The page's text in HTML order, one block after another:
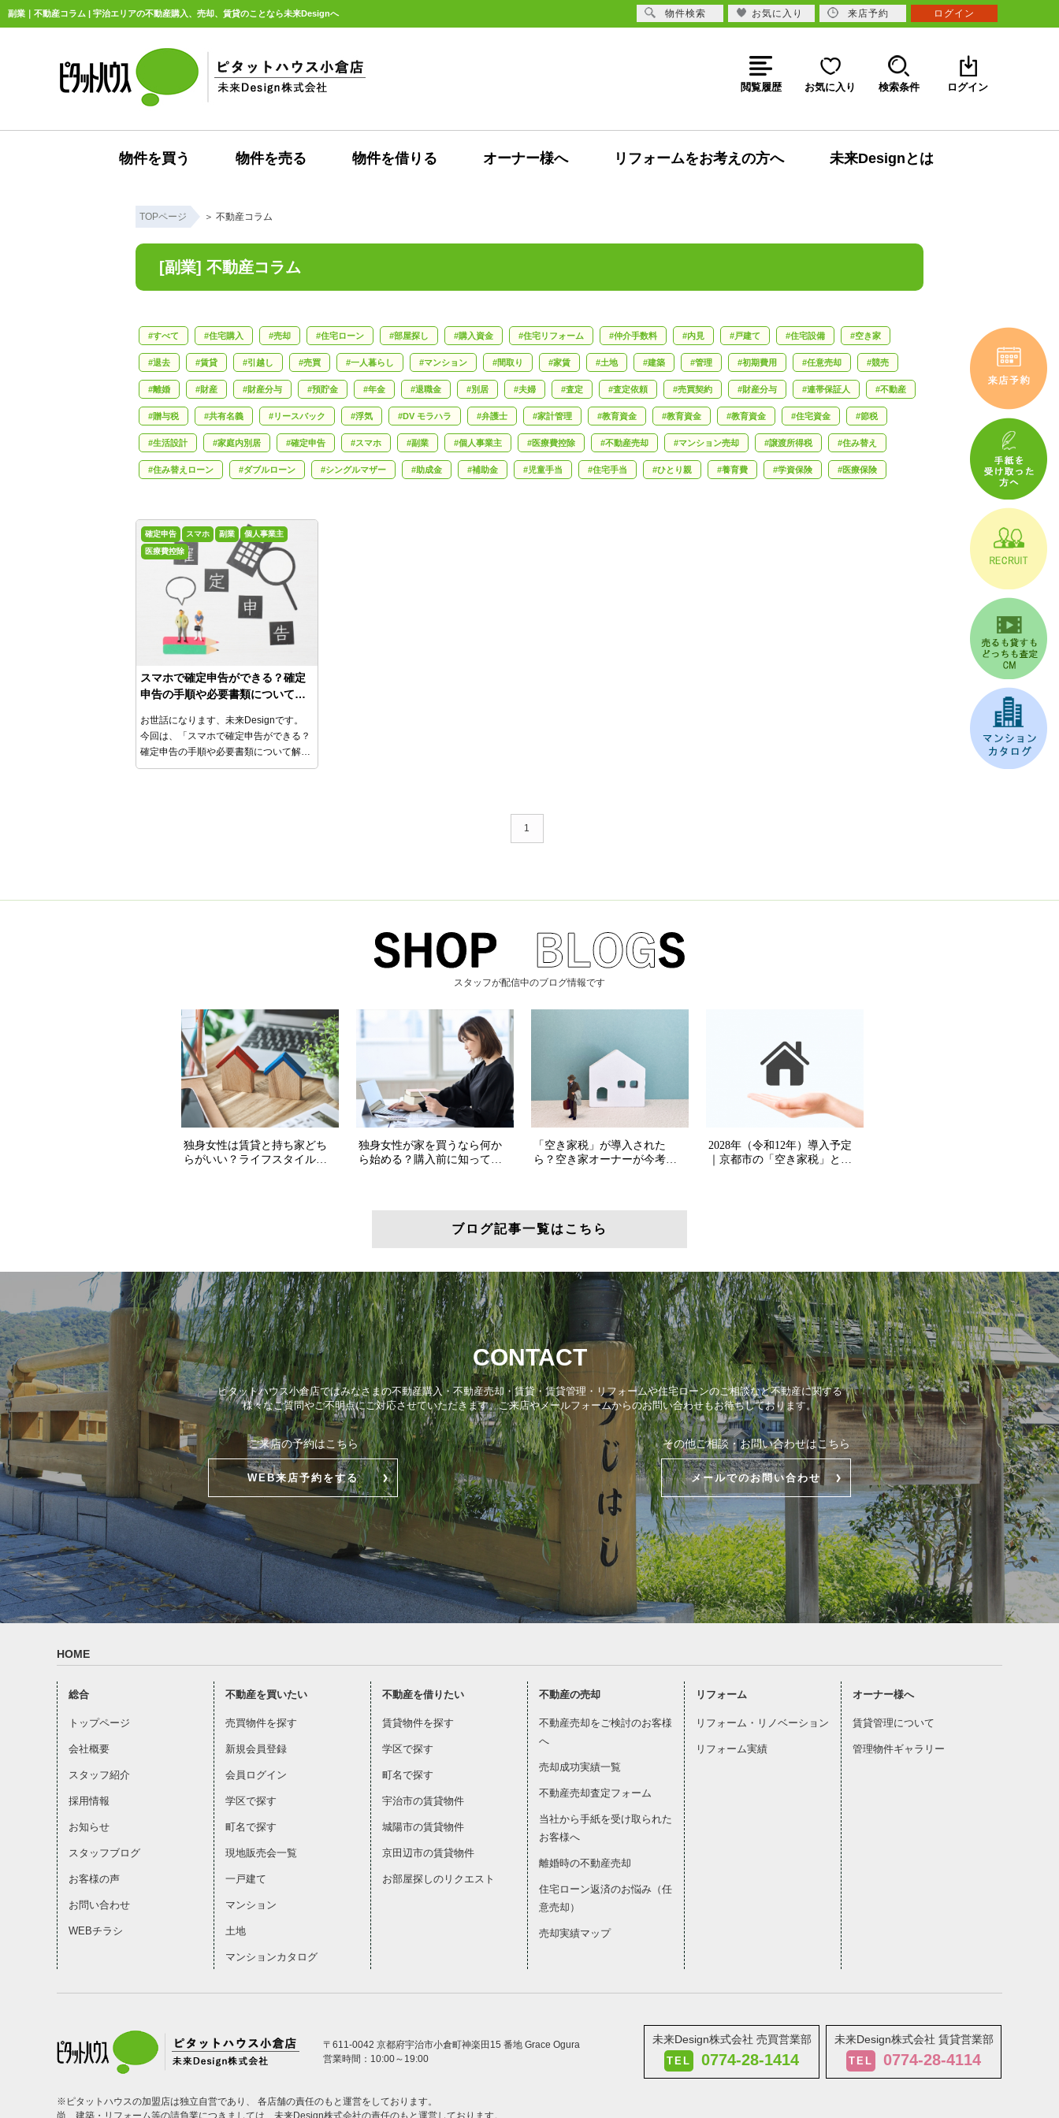
副業｜不動産コラム | 宇治エリアの不動産購入、売却、賃貸のことなら未来Designへ
閲覧履歴 お気に入り 検索条件 ログイン
物件を買う 物件を売る 物件を借りる オーナー様へ リフォームをお考えの方へ 未来Designとは
TOPページ ＞ 不動産コラム
[副業] 不動産コラム
すべて 住宅購入 売却 住宅ローン 部屋探し 購入資金 住宅リフォーム 仲介手数料 内見 戸建て 住宅設備 空き家
退去 賃貸 引越し 売買 一人暮らし マンション 間取り 家賃 土地 建築 管理 初期費用 任意売却 競売
離婚 財産 財産分与 預貯金 年金 退職金 別居 夫婦 査定 査定依頼 売買契約 財産分与 連帯保証人 不動産
贈与税 共有名義 リースバック 浮気 DV モラハラ 弁護士 家計管理 教育資金 教育資金 教育資金 住宅資金 節税
生活設計 家庭内別居 確定申告 スマホ 副業 個人事業主 医療費控除 不動産売却 マンション売却 譲渡所得税 住み替え
住み替えローン ダブルローン シングルマザー 助成金 補助金 児童手当 住宅手当 ひとり親 養育費 学資保険 医療保険
中古住宅 売却 不動産相続
敷金礼金 不動産会社
公正証書 離婚公正証書
省エネリフォーム 介護
確定申告 スマホ 副業
個人事業主
医療費控除
スマホで確定申告ができる？確定
申告の手順や必要書類について解
お世話になります、未来Designです。
今回は、「スマホで確定申告ができる？
確定申告の手順や必要書類について解
説！」をご紹介します！
1
スタッフが配信中のブログ情報です
ブログ記事一覧はこちら
CONTACT
ピタットハウス小倉店ではみなさまの不動産購入・不動産売却・賃貸・賃貸管理・リフォームや住宅ローンのご相談など不動産に関する
様々なご質問やご不明点にご対応させていただきます。ご来店やメールフォームからのお問い合わせもお待ちしております。
ご来店の予約はこちら
WEB来店予約をする
その他ご相談・お問い合わせはこちら
メールでのお問い合わせ
HOME
総合
トップページ
会社概要
スタッフ紹介
採用情報
お知らせ
スタッフブログ
お客様の声
お問い合わせ
WEBチラシ
不動産を買いたい
売買物件を探す
新規会員登録
会員ログイン
学区で探す
町名で探す
現地販売会一覧
一戸建て
マンション
土地
マンションカタログ
不動産を借りたい
賃貸物件を探す
学区で探す
町名で探す
宇治市の賃貸物件
城陽市の賃貸物件
京田辺市の賃貸物件
お部屋探しのリクエスト
不動産の売却
不動産売却をご検討のお客様
へ
売却成功実績一覧
不動産売却査定フォーム
当社から手紙を受け取られた
お客様へ
離婚時の不動産売却
住宅ローン返済のお悩み（任
意売却）
売却実績マップ
リフォーム
リフォーム・リノベーション
リフォーム実績
オーナー様へ
賃貸管理について
管理物件ギャラリー
〒611-0042 京都府宇治市小倉町神楽田15 番地 Grace Ogura
営業時間：10:00～19:00
未来Design株式会社 売買営業部
TEL 0774-28-1414
未来Design株式会社 賃貸営業部
TEL 0774-28-4114
※ピタットハウスの加盟店は独立自営であり、 各店舗の責任のもと運営をしております。
尚、建築・リフォーム等の請負業につきましては、未来Design株式会社の責任のもと運営しております。
物件検索 お気に入り 来店予約 ログイン